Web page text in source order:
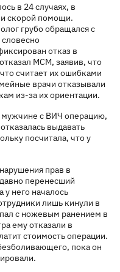
в 24 случаях, в
скорой помощи.
грубо обращался с
отказ в
МСМ, заявив, что
считает их ошибками
врачи отказывали
из-за их ориентации.
мужчине с ВИЧ операцию,
выдавать
посчитала, что у
прав в
перенесший
него началось
лишь кинули в
с ножевым ранением в
ему отказали в
стоимость операции.
пока он